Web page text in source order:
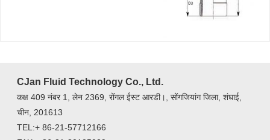
CJan Fluid Technology Co., Ltd.
कक्ष 409 नंबर 1, लेन 2369, रोंंगल ईस्ट आरडी।, सोंगजियांग जिला, शंघाई,
चीन, 201613
TEL:+ 86-21-57712166